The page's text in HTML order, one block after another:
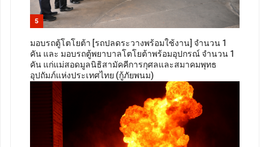
5
มอบรถตู้โตโยต้า [รถปลดระวางพร้อมใช้งาน] จำนวน 1
คัน และ มอบรถตู้พยาบาลโตโยต้าพร้อมอุปกรณ์ จำนวน 1
คัน แก่แม่สอดมูลนิธิสามัคคีการกุศลและสมาคมพุทธ
อุปถัมภ์แห่งประเทศไทย (กู้ภัยพนม)